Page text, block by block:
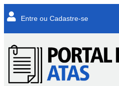
Entre ou Cadastre-se